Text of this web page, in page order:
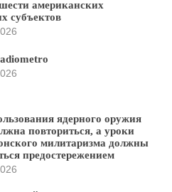
американских
субъектов
ядерного оружия
повториться, а уроки
милитаризма должны
предостережением